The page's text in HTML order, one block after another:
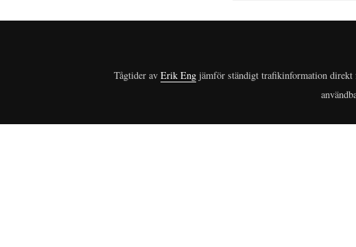
Tågtider av Erik Eng jämför ständigt trafikinformation direkt